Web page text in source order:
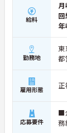
給料
月
回
年
勤務地
東
都
雇用形態
応募要件
■
務